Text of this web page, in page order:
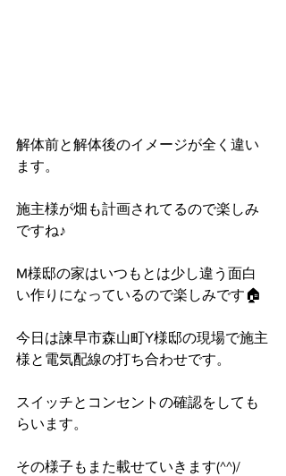
解体前と解体後のイメージが全く違い
ます。
施主様が畑も計画されてるので楽しみ
ですね♪
M様邸の家はいつもとは少し違う面白
い作りになっているので楽しみです🏠
今日は諫早市森山町Y様邸の現場で施主
様と電気配線の打ち合わせです。
スイッチとコンセントの確認をしても
らいます。
その様子もまた載せていきます(^^)/